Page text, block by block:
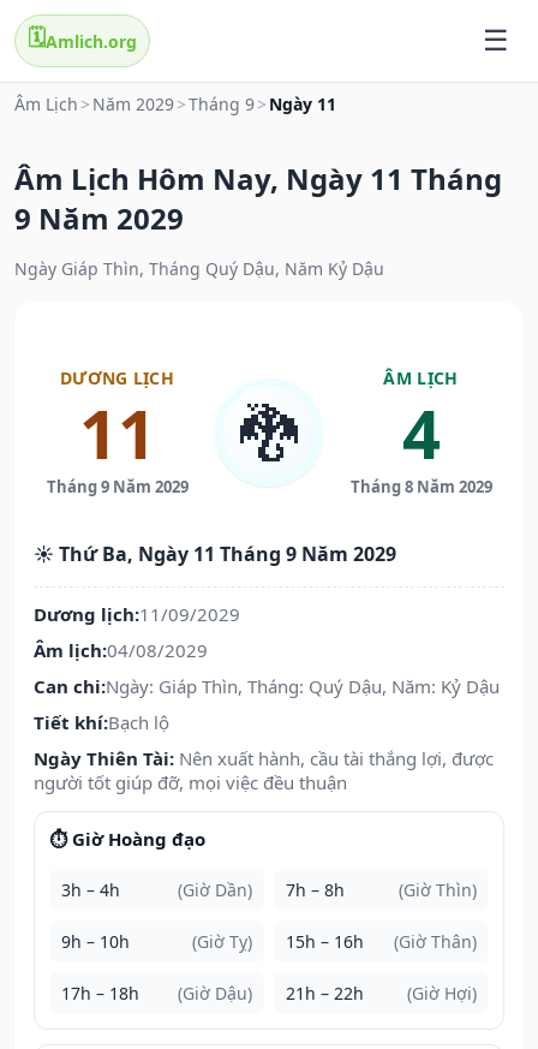
🗓️Amlich.org
Âm Lịch > Năm 2029>Tháng 9> Ngày 11
Âm Lịch Hôm Nay, Ngày 11 Tháng
9 Năm 2029
Ngày Giáp Thìn, Tháng Quý Dậu, Năm Kỷ Dậu
DƯƠNG LỊCH
11
Tháng 9 Năm 2029
🐉
ÂM LỊCH
4
Tháng 8 Năm 2029
☀️ Thứ Ba, Ngày 11 Tháng 9 Năm 2029
Dương lịch:11/09/2029
Âm lịch:04/08/2029
Can chi:Ngày: Giáp Thìn, Tháng: Quý Dậu, Năm: Kỷ Dậu
Tiết khí:Bạch lộ
Ngày Thiên Tài: Nên xuất hành, cầu tài thắng lợi, được
người tốt giúp đỡ, mọi việc đều thuận
⏱️ Giờ Hoàng đạo
3h – 4h (Giờ Dần) 7h – 8h (Giờ Thìn)
9h – 10h (Giờ Tỵ) 15h – 16h (Giờ Thân)
17h – 18h (Giờ Dậu) 21h – 22h (Giờ Hợi)